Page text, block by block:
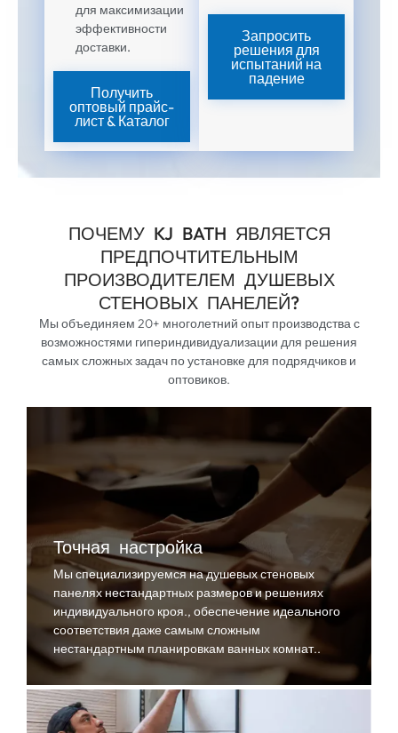
для максимизации
эффективности
доставки.
Получить
оптовый прайс-
лист & Каталог
Запросить
решения для
испытаний на
падение
ПОЧЕМУ KJ BATH ЯВЛЯЕТСЯ
ПРЕДПОЧТИТЕЛЬНЫМ
ПРОИЗВОДИТЕЛЕМ ДУШЕВЫХ
СТЕНОВЫХ ПАНЕЛЕЙ?
Мы объединяем 20+ многолетний опыт производства с
возможностями гипериндивидуализации для решения
самых сложных задач по установке для подрядчиков и
оптовиков.
Точная настройка
Мы специализируемся на душевых стеновых
панелях нестандартных размеров и решениях
индивидуального кроя., обеспечение идеального
соответствия даже самым сложным
нестандартным планировкам ванных комнат..